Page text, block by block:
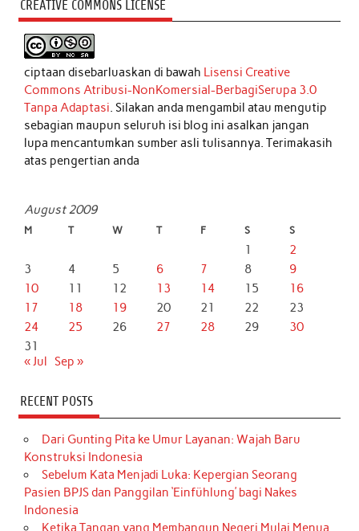
CREATIVE COMMONS LICENSE
ciptaan disebarluaskan di bawah Lisensi Creative
Commons Atribusi-NonKomersial-BerbagiSerupa 3.0
Tanpa Adaptasi. Silakan anda mengambil atau mengutip
sebagian maupun seluruh isi blog ini asalkan jangan
lupa mencantumkan sumber asli tulisannya. Terimakasih
atas pengertian anda
August 2009
M T W T F S S
1
2
3
4 5 6 7 8
9
10
11 12 13 14 15
16
17
18 19 20 21 22
23
24
25 26 27 28 29
30
31
« Jul Sep »
RECENT POSTS
Dari Gunting Pita ke Umur Layanan: Wajah Baru
Konstruksi Indonesia
Sebelum Kata Menjadi Luka: Kepergian Seorang
Pasien BPJS dan Panggilan ‘Einfühlung’ bagi Nakes
Indonesia
Ketika Tangan yang Membangun Negeri Mulai Menua